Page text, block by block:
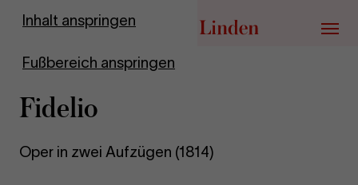
Inhalt anspringen
Fußbereich anspringen
Zur Startseite
Menü
Fi­de­lio
Oper in zwei Aufzügen (1814)